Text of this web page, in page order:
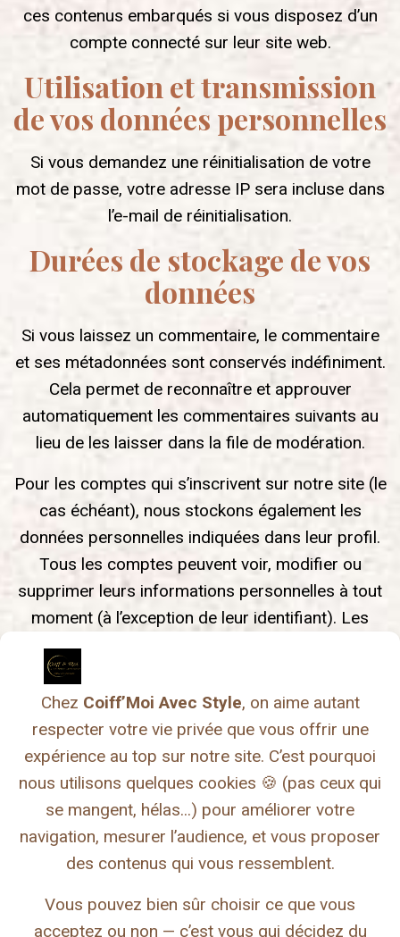
Chez Coiff’Moi Avec Style, on aime autant
respecter votre vie privée que vous offrir une
expérience au top sur notre site. C’est pourquoi
nous utilisons quelques cookies 🍪 (pas ceux qui
se mangent, hélas...) pour améliorer votre
navigation, mesurer l’audience, et vous proposer
des contenus qui vous ressemblent.
Vous pouvez bien sûr choisir ce que vous
acceptez ou non — c’est vous qui décidez du
ces contenus embarqués si vous disposez d’un
compte connecté sur leur site web.
Utilisation et transmission
de vos données personnelles
Si vous demandez une réinitialisation de votre
mot de passe, votre adresse IP sera incluse dans
l’e-mail de réinitialisation.
Durées de stockage de vos
données
Si vous laissez un commentaire, le commentaire
et ses métadonnées sont conservés indéfiniment.
Cela permet de reconnaître et approuver
automatiquement les commentaires suivants au
lieu de les laisser dans la file de modération.
Pour les comptes qui s’inscrivent sur notre site (le
cas échéant), nous stockons également les
données personnelles indiquées dans leur profil.
Tous les comptes peuvent voir, modifier ou
supprimer leurs informations personnelles à tout
moment (à l’exception de leur identifiant). Les
gestionnaires du site peuvent aussi voir et
Les droits que vous avez sur
vos données
Si vous avez un compte ou si vous avez laissé
des commentaires sur le site, vous pouvez
demander à recevoir un fichier contenant toutes
les données personnelles que nous possédons à
votre sujet, incluant celles que vous nous avez
fournies. Vous pouvez par ailleurs demander la